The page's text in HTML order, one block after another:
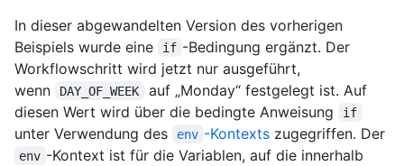
In dieser abgewandelten Version des vorherigen
Beispiels wurde eine
if -Bedingung ergänzt. Der
Workflowschritt wird jetzt nur ausgeführt,
wenn
DAY_OF_WEEK
auf „Monday“ festgelegt ist. Auf
diesen Wert wird über die bedingte Anweisung
if
unter Verwendung des env -Kontextszugegriffen. Der
env -Kontext ist für die Variablen, auf die innerhalb